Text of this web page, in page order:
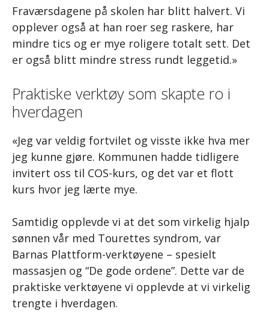
Fraværsdagene på skolen har blitt halvert. Vi
opplever også at han roer seg raskere, har
mindre tics og er mye roligere totalt sett. Det
er også blitt mindre stress rundt leggetid.»
Praktiske verktøy som skapte ro i
hverdagen
«Jeg var veldig fortvilet og visste ikke hva mer
jeg kunne gjøre. Kommunen hadde tidligere
invitert oss til COS-kurs, og det var et flott
kurs hvor jeg lærte mye.
Samtidig opplevde vi at det som virkelig hjalp
sønnen vår med Tourettes syndrom, var
Barnas Plattform-verktøyene – spesielt
massasjen og “De gode ordene”. Dette var de
praktiske verktøyene vi opplevde at vi virkelig
trengte i hverdagen.